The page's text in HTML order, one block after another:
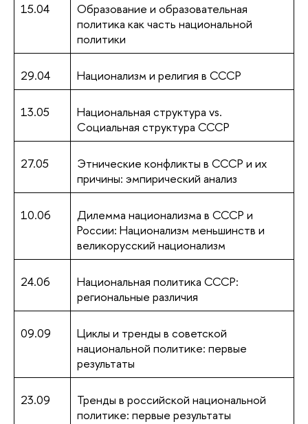
15.04
Образование и образовательная
политика как часть национальной
политики
29.04 Национализм и религия в СССР
13.05
Национальная структура vs.
Социальная структура СССР
27.05
Этнические конфликты в СССР и их
причины: эмпирический анализ
10.06
Дилемма национализма в СССР и
России: Национализм меньшинств и
великорусский национализм
24.06
Национальная политика СССР:
региональные различия
09.09
Циклы и тренды в советской
национальной политике: первые
результаты
23.09
Тренды в российской национальной
политике: первые результаты